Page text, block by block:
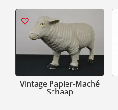
Vintage Papier-Maché
Schaap